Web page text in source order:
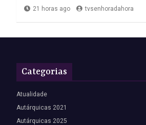
21 horas ago
tvsenhoradahora
Categorias
Atualidade
Autárquicas 2021
Autárquicas 2025